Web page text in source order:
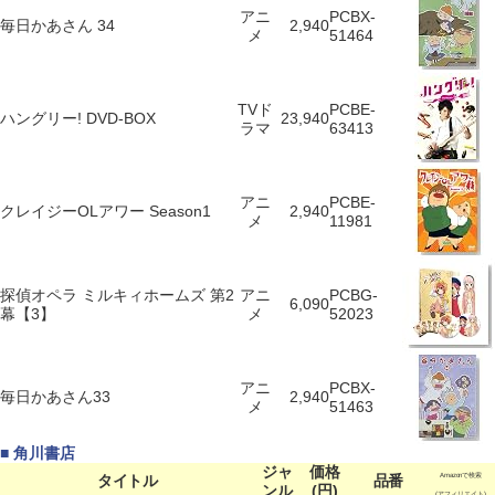
毎日かあさん 34
アニ
メ
2,940PCBX-
51464
ハングリー! DVD-BOX
TVド
ラマ
23,940PCBE-
63413
クレイジーOLアワー Season1
アニ
メ
2,940PCBE-
11981
探偵オペラ ミルキィホームズ 第2
幕【3】
アニ
メ
6,090PCBG-
52023
毎日かあさん33
アニ
メ
2,940PCBX-
51463
■ 角川書店
タイトル
ジャ
ンル
価格
(円)
品番 Amazonで検索